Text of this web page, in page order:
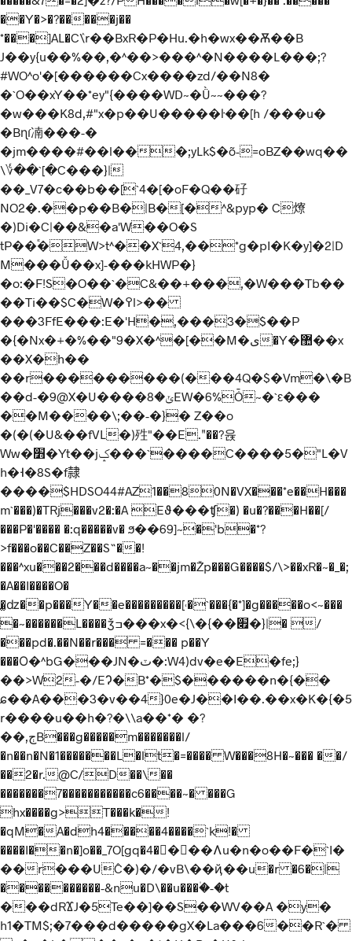
��Y�>�?�����j��
*���]AL�Cٛ\r��BxR�P�Hu.�h�wx��Ѫ��B
J��y{u��% ��,�^��>���^�N����L���;?
#WO^o'�[������Cx����zd/��N8�
�`O��xY��*ey"{����WD~�Ǜ~~���?
�w���K8d ,#"x�p��U�����ŀ��[h /���u�
�Bɳí㓓���-�
�jm����#��l���;yLk$�õ-=oBZ��wq��
\؇��`[�C���}|
��_V7�c��b��[`4�[�oF�Q��矷
NO2�.��p��B�|B�[�^&pyp� C爎
�)Di�C|��&�a'W��O�S
tP��֕�W>t^��X`4,��*g�pI�K�y]�2|D
M���Ǚ��x]-���kHWP�}
�o:�F!S�O��`�C&��+���,�W���Tb��
��Ti��$C�W�߉l>��
���3FfE���:E�'H�,���3�$��P
�{�Nx�+�%��"9�X�^�[��M�ی�Y�޺��x
��X�h��
��r���������(���4Q�$�Vm�\�B
��d-�9@X�U����ݵ�8EW�6%Ȱ~�`ԑ���
��M����\;��-�}� Z��o
�(�(�U&��fVL�)殅" ��E.ʺ��?윥
Ww�׻�Yt��jݤ���`����C����5�"L�V
h�˧�8S�f隷
����$HDSO44#AZ1��80N�VX���*e��H���
m`���)�TRj���v2�:�A Eϑ���ʧ�) �u�?���H��[/
���P�'���� �:q�����v� ϧ��69]~�'b�*?
>f���o��C��Z��S˶��!
���^xu���2���d����a~��jm�Žp���G����$/\>��xR�~�_�;
�A��I����O�
�̫ǳ��p���Y��e���������[˓�`���{�*]�g�����o<~���
�~������L����ǯߏ���x�<{\�{��׏�}|� /
���pd�.��N��r��� =��� p��Y
���Ο�^bG���JN�ٽ�:W4)dv�e�E�fe;}
��>W2-�/EɁ�B*�$������n�{��
ɕ��A���3�v��4}0e�J��I��.��x�K�{�5
r����u��h�?�\\a��*� �?
��,ڄB���g�����m�������l/
�n��n�N�1�������L�lt�=���� W���8H�~��� ��/
��2�r.@C/D��\��
�������7�����������c6����~� ���G
hx����g>T���k�!
�qM�A�dh4�����4����`k!�
����I��n�]o��_7O[gq�4����Ʌu�n�o��F�`I�
��r���UĈ�)�/�vB\��ҋ��u�r �6�|
����������-&nu�D\��u���۠�-�t
���dRϪJ�5Te��]��S��WV��A �y�
h1�TM$;�7���d�����gX�La���6��R`�